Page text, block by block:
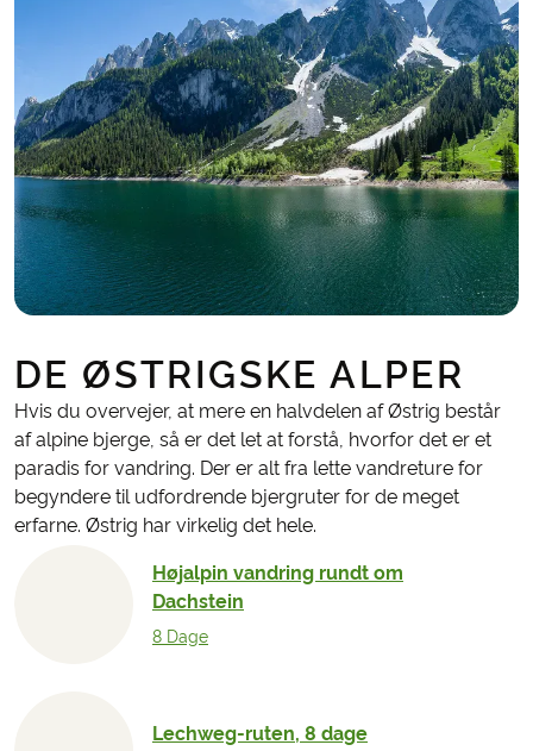
DE ØSTRIGSKE ALPER
Hvis du overvejer, at mere en halvdelen af Østrig består
af alpine bjerge, så er det let at forstå, hvorfor det er et
paradis for vandring. Der er alt fra lette vandreture for
begyndere til udfordrende bjergruter for de meget
erfarne. Østrig har virkelig det hele.
Højalpin vandring rundt om
Dachstein
8 Dage
Lechweg-ruten, 8 dage